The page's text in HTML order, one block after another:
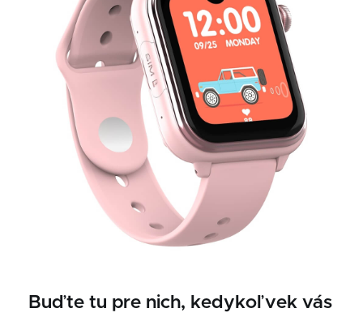
Buďte tu pre nich, kedykoľvek vás